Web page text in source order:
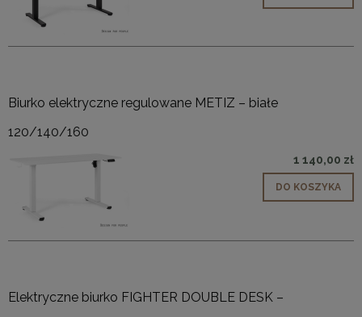
Biurko elektryczne regulowane METIZ – białe
120/140/160
1 140,00 zł
DO KOSZYKA
Elektryczne biurko FIGHTER DOUBLE DESK –